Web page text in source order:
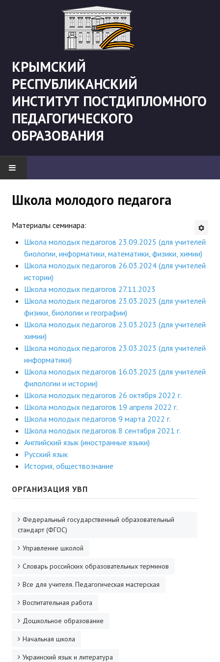
КРЫМСКИЙ
РЕСПУБЛИКАНСКИЙ
ИНСТИТУТ ПОСТДИПЛОМНОГО
ПЕДАГОГИЧЕСКОГО
ОБРАЗОВАНИЯ
АНОНСЫ
ИНСТИТУТ
Противодействие коррупции
В ПОМОЩЬ УЧИТЕЛЮ
Организация УВП
ГИА
Карта ГИА РК
Советуем прочитать
Готовимся к новому учебному году 2026-2027
ДПО
Повышение квалификации
КОНТАКТЫ
Школа молодого педагога
Материалы семинара:
Школа молодых педагогов 23.09.2025 (для учителей
биологии, информатики, математики, физики, химии)
Школа молодых педагогов 26.03.2024 (для учителей
истории)
Школа молодых педагогов 27.11.2023
Школа молодых педагогов 23.03.2023 (для учителей
физики, биологии и географии)
Школа молодых педагогов 23.03.2023 (для учителей
химии)
Школа молодых педагогов 23.03.2023 (для учителей
информатики)
Школа молодых педагогов 16.03.2023 (для учителей
филологии и истории)
Школа молодых педагогов 26 октября 2022 г.
Школа молодых педагогов 19 апреля 2022 г.
Школа молодых педагогов 9 марта 2022 г.
Школа молодых педагогов 8 сентября 2021 г.
Английский язык (иностранные языки)
Русский язык
История, обществознание
ОРГАНИЗАЦИЯ УВП
Федеральный государственный образовательный
стандарт (ФГОС)
Управление школой
Словарь российских образовательных терминов
Все для учителя. Педагогическая мастерская
Воспитательная работа
Дошкольное образование
Начальная школа
Украинский язык и литература